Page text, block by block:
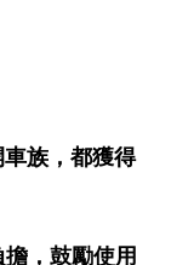
族，都獲得
，鼓勵使用